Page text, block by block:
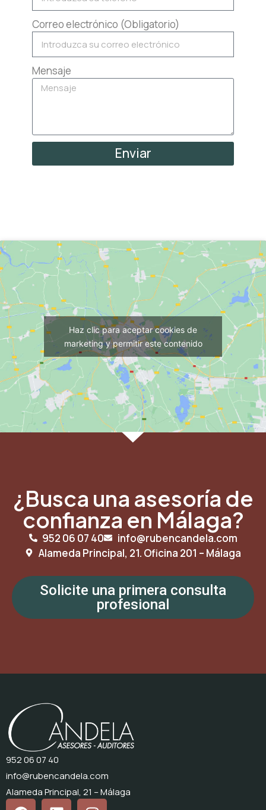
Correo electrónico (Obligatorio)
Mensaje
Enviar
Haz clic para aceptar cookies de
marketing y permitir este contenido
¿Busca una asesoría de
confianza en Málaga?
952 06 07 40
info@rubencandela.com
Alameda Principal, 21. Oficina 201 – Málaga
Solicite una primera consulta
profesional
952 06 07 40
info@rubencandela.com
Alameda Principal, 21 – Málaga